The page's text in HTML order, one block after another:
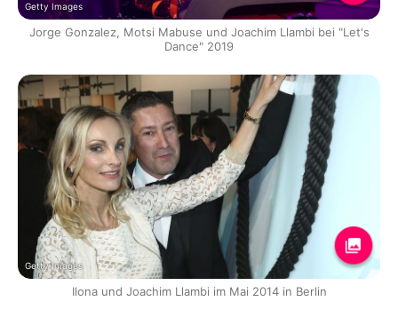
Getty Images
Jorge Gonzalez, Motsi Mabuse und Joachim Llambi bei "Let's
Dance" 2019
Getty Images
Ilona und Joachim Llambi im Mai 2014 in Berlin